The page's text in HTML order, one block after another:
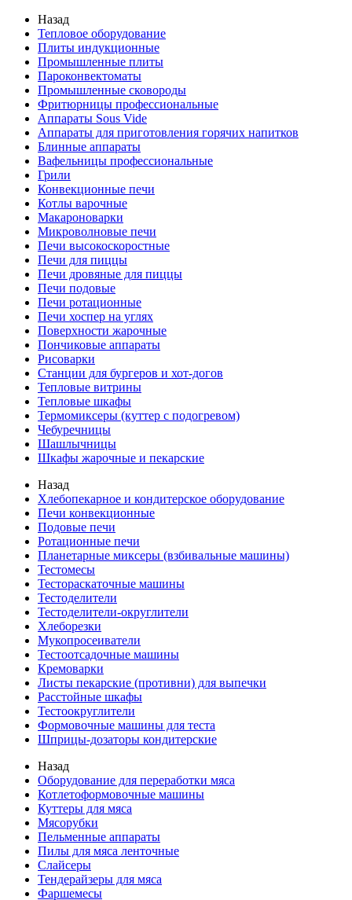
Назад
Тепловое оборудование
Плиты индукционные
Промышленные плиты
Пароконвектоматы
Промышленные сковороды
Фритюрницы профессиональные
Аппараты Sous Vide
Аппараты для приготовления горячих напитков
Блинные аппараты
Вафельницы профессиональные
Грили
Конвекционные печи
Котлы варочные
Макароноварки
Микроволновые печи
Печи высокоскоростные
Печи для пиццы
Печи дровяные для пиццы
Печи подовые
Печи ротационные
Печи хоспер на углях
Поверхности жарочные
Пончиковые аппараты
Рисоварки
Станции для бургеров и хот-догов
Тепловые витрины
Тепловые шкафы
Термомиксеры (куттер с подогревом)
Чебуречницы
Шашлычницы
Шкафы жарочные и пекарские
Назад
Хлебопекарное и кондитерское оборудование
Печи конвекционные
Подовые печи
Ротационные печи
Планетарные миксеры (взбивальные машины)
Тестомесы
Тестораскаточные машины
Тестоделители
Тестоделители-округлители
Хлеборезки
Мукопросеиватели
Тестоотсадочные машины
Кремоварки
Листы пекарские (противни) для выпечки
Расстойные шкафы
Тестоокруглители
Формовочные машины для теста
Шприцы-дозаторы кондитерские
Назад
Оборудование для переработки мяса
Котлетоформовочные машины
Куттеры для мяса
Мясорубки
Пельменные аппараты
Пилы для мяса ленточные
Слайсеры
Тендерайзеры для мяса
Фаршемесы